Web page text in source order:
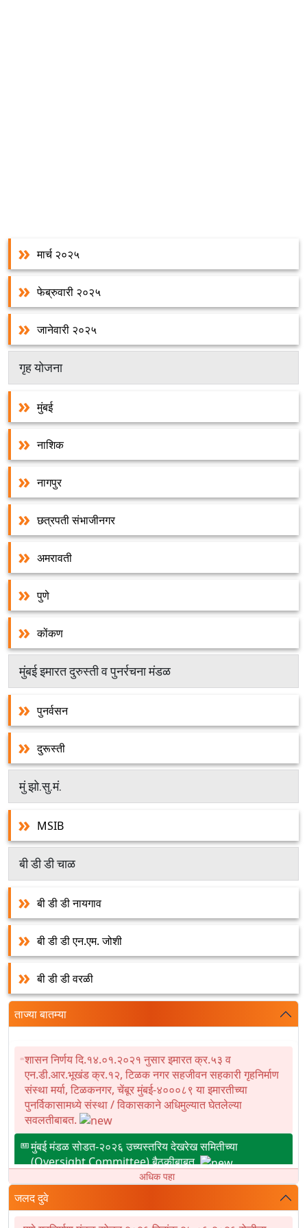
मार्च २०२५
फेब्रुवारी २०२५
जानेवारी २०२५
गृह योजना
मुंबई
नाशिक
नागपुर
छत्रपती संभाजीनगर
अमरावती
पुणे
कोंकण
मुंबई इमारत दुरुस्ती व पुनर्रचना मंडळ
पुनर्वसन
दुरूस्ती
मुं झो.सु.मं.
MSIB
बी डी डी चाळ
बी डी डी नायगाव
बी डी डी एन.एम. जोशी
बी डी डी वरळी
ताज्या बातम्या
एन.डी.आर.भूखंड क्र.१२, टिळक नगर सहजीवन सहकारी गृहनिर्माण
संस्था मर्या, टिळकनगर, चेंबूर मुंबई-४०००८९ या इमारतीच्या
पुनर्विकासामध्ये संस्था / विकासकाने अधिमुल्यात घेतलेल्या
सवलतीबाबत.
मुंबई मंडळ सोडत-२०२६ उच्यस्तरिय देखरेख समितीच्या
(Oversight Committee) बैठकीबाबत.
एमबीआरआर २०२६ – जुनी चिखलवाडी रॅट (RAT) निकाल
नाशिक मंडळ सोडत जुलै २०२६ सदनिकांच्या विक्रीसाठी
अधिक पहा
जलद दुवे